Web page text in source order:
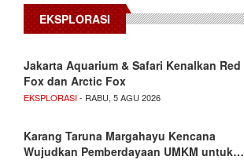
EKSPLORASI
Jakarta Aquarium & Safari Kenalkan Red
Fox dan Arctic Fox
EKSPLORASI- RABU, 5 AGU 2026
Karang Taruna Margahayu Kencana
Wujudkan Pemberdayaan UMKM untuk…